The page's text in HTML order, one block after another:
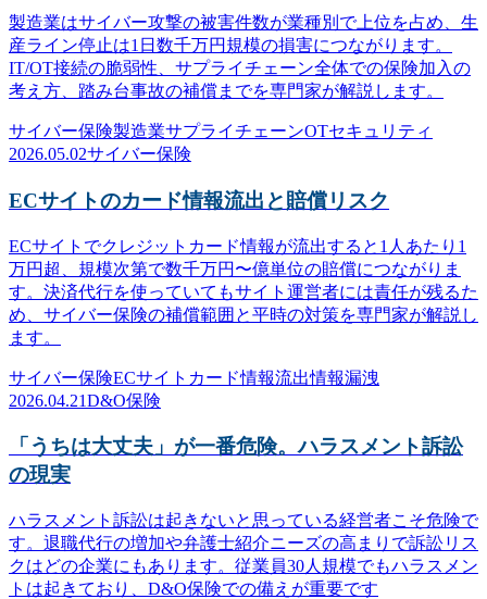
製造業はサイバー攻撃の被害件数が業種別で上位を占め、生
産ライン停止は1日数千万円規模の損害につながります。
IT/OT接続の脆弱性、サプライチェーン全体での保険加入の
考え方、踏み台事故の補償までを専門家が解説します。
サイバー保険製造業サプライチェーンOTセキュリティ
2026.05.02サイバー保険
ECサイトのカード情報流出と賠償リスク
ECサイトでクレジットカード情報が流出すると1人あたり1
万円超、規模次第で数千万円〜億単位の賠償につながりま
す。決済代行を使っていてもサイト運営者には責任が残るた
め、サイバー保険の補償範囲と平時の対策を専門家が解説し
ます。
サイバー保険ECサイト カード情報流出情報漏洩
2026.04.21D&O保険
「うちは大丈夫」が一番危険。ハラスメント訴訟
の現実
ハラスメント訴訟は起きないと思っている経営者こそ危険で
す。退職代行の増加や弁護士紹介ニーズの高まりで訴訟リス
クはどの企業にもあります。従業員30人規模でもハラスメン
トは起きており、D&O保険での備えが重要です